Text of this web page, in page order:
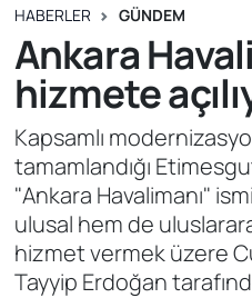
HABERLER GÜNDEM
Ankara
hizmete
Kapsamlı
tamamlandığı
"Ankara Havalimanı"
ulusal hem de
hizmet vermek üzere
Tayyip Erdoğan
EĞİTİM
YAŞAM
SİYASET
ASAYİŞ
SAĞLIK
Süper Lig Puan
Tüm Manşetler
Son Dakika Haberleri
Haber Arşivi